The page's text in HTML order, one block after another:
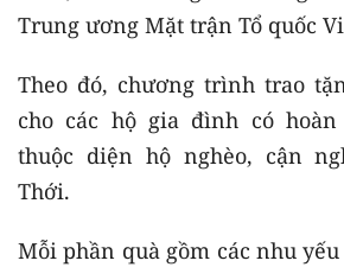
Trung ương Mặt trận Tổ quốc
Theo đó, chương trình trao
cho các hộ gia đình có
thuộc diện hộ nghèo, cận
Thới.
Mỗi phần quà gồm các nhu